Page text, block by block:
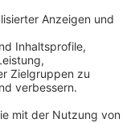
Stellen im
, als auch
auf dem
gibt es kaum ein